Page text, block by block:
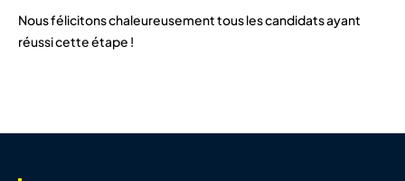
Nous félicitons chaleureusement tous les candidats ayant
réussi cette étape !